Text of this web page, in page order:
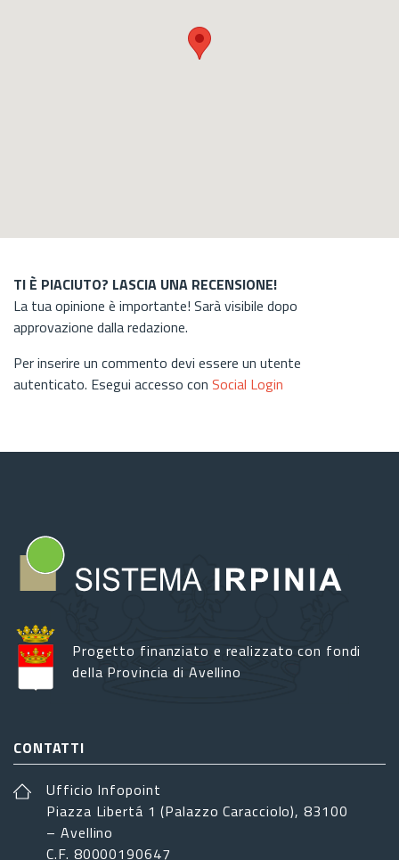
TI È PIACIUTO? LASCIA UNA RECENSIONE!
La tua opinione è importante! Sarà visibile dopo
approvazione dalla redazione.
Per inserire un commento devi essere un utente
autenticato. Esegui accesso con Social Login
Progetto finanziato e realizzato con fondi
della Provincia di Avellino
CONTATTI
Ufficio Infopoint
Piazza Libertá 1 (Palazzo Caracciolo), 83100
– Avellino
C.F. 80000190647